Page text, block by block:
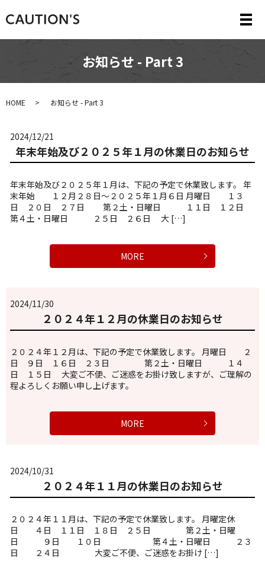
メ
お知らせ - Part 3
HOME お知らせ - Part 3
2024/12/21
年末年始及び２０２５年１月の休業日のお知らせ
年末年始及び２０２５年１月は、下記の予定で休業致します。 年
末年始 １２月２８日～２０２５年１月６日 月曜日 １３
日 ２０日 ２７日 第２土・日曜日 １１日 １２日
第４土・日曜日 ２５日 ２６日 大 […]
MORE
2024/11/30
２０２４年１２月の休業日のお知らせ
２０２４年１２月は、下記の予定で休業致します。 月曜日 ２
日 ９日 １６日 ２３日 第２土・日曜日 １４
日 １５日 大変ご不便、ご迷惑をお掛け致しますが、ご理解の
程よろしくお願い申し上げます。
MORE
2024/10/31
２０２４年１１月の休業日のお知らせ
２０２４年１１月は、下記の予定で休業致します。 月曜定休
日 ４日 １１日 １８日 ２５日 第２土・日曜
日 ９日 １０日 第４土・日曜日 ２３
日 ２４日 大変ご不便、ご迷惑をお掛け […]